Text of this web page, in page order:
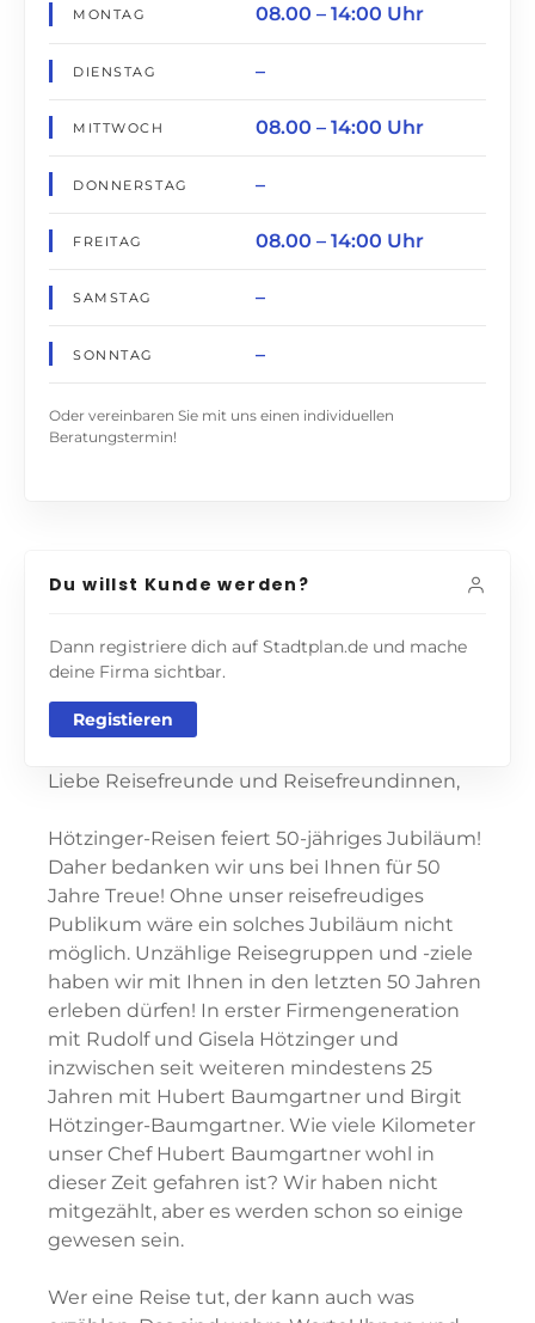
MONTAG 08.00 – 14:00 Uhr
DIENSTAG –
MITTWOCH 08.00 – 14:00 Uhr
DONNERSTAG –
FREITAG 08.00 – 14:00 Uhr
SAMSTAG –
SONNTAG –
Oder vereinbaren Sie mit uns einen individuellen
Beratungstermin!
Du willst Kunde werden?
Dann registriere dich auf Stadtplan.de und mache
deine Firma sichtbar.
Registieren
Liebe Reisefreunde und Reisefreundinnen,
Hötzinger-Reisen feiert 50-jähriges Jubiläum!
Daher bedanken wir uns bei Ihnen für 50
Jahre Treue! Ohne unser reisefreudiges
Publikum wäre ein solches Jubiläum nicht
möglich. Unzählige Reisegruppen und -ziele
haben wir mit Ihnen in den letzten 50 Jahren
erleben dürfen! In erster Firmengeneration
mit Rudolf und Gisela Hötzinger und
inzwischen seit weiteren mindestens 25
Jahren mit Hubert Baumgartner und Birgit
Hötzinger-Baumgartner. Wie viele Kilometer
unser Chef Hubert Baumgartner wohl in
dieser Zeit gefahren ist? Wir haben nicht
mitgezählt, aber es werden schon so einige
gewesen sein.
Wer eine Reise tut, der kann auch was